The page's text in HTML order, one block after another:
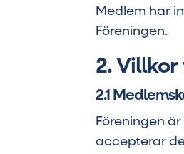
Medlem har
Föreningen.
2.
2.1
Föreningen
accepterar